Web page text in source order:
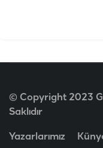
© Copyright 2023
Saklıdır
Yazarlarımız